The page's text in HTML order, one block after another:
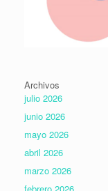
Archivos
julio 2026
junio 2026
mayo 2026
abril 2026
marzo 2026